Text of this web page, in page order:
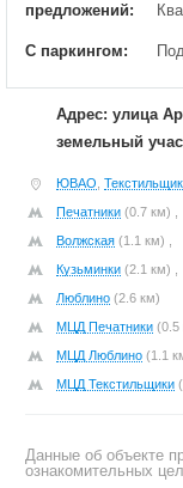
предложений:
С паркингом:
Адрес: улица
земельный
ЮВАО
Печатники (0.7 км) ,
Волжская (1.1 км) ,
Кузьминки (2.1 км) ,
Люблино (2.6 км)
МЦД Печатники (0.5
МЦД Люблино (1.1
МЦД Текстильщики
Данные об объекте
ознакомительных